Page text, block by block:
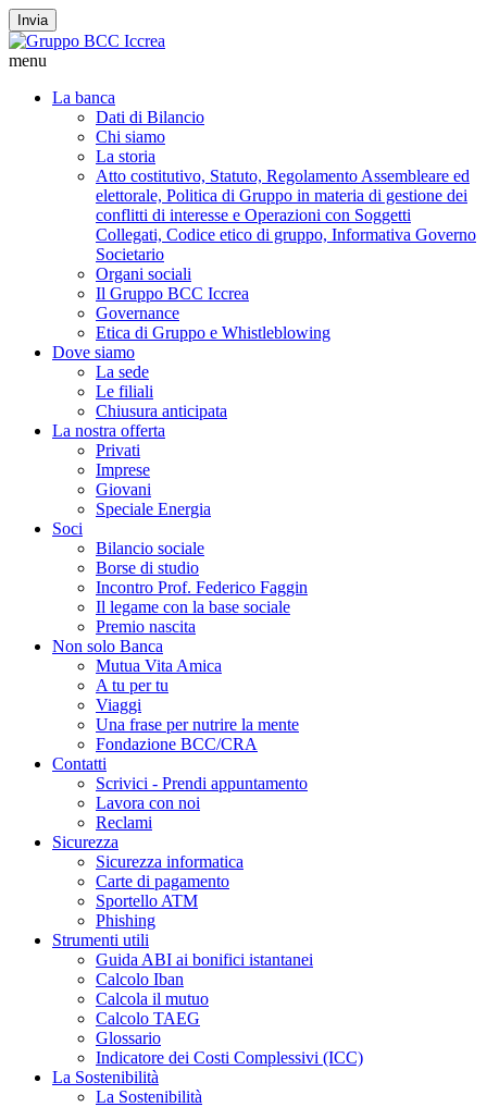
Invia
menu
La banca
Dati di Bilancio
Chi siamo
La storia
Atto costitutivo, Statuto, Regolamento Assembleare ed
elettorale, Politica di Gruppo in materia di gestione dei
conflitti di interesse e Operazioni con Soggetti
Collegati, Codice etico di gruppo, Informativa Governo
Societario
Organi sociali
Il Gruppo BCC Iccrea
Governance
Etica di Gruppo e Whistleblowing
Dove siamo
La sede
Le filiali
Chiusura anticipata
La nostra offerta
Privati
Imprese
Giovani
Speciale Energia
Soci
Bilancio sociale
Borse di studio
Incontro Prof. Federico Faggin
Il legame con la base sociale
Premio nascita
Non solo Banca
Mutua Vita Amica
A tu per tu
Viaggi
Una frase per nutrire la mente
Fondazione BCC/CRA
Contatti
Scrivici - Prendi appuntamento
Lavora con noi
Reclami
Sicurezza
Sicurezza informatica
Carte di pagamento
Sportello ATM
Phishing
Strumenti utili
Guida ABI ai bonifici istantanei
Calcolo Iban
Calcola il mutuo
Calcolo TAEG
Glossario
Indicatore dei Costi Complessivi (ICC)
La Sostenibilità
La Sostenibilità